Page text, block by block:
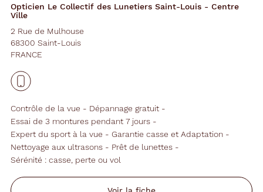
Opticien Le Collectif des Lunetiers Saint-Louis - Centre
Ville
2 Rue de Mulhouse
68300 Saint-Louis
FRANCE
Contrôle de la vue
Dépannage gratuit
Essai de 3 montures pendant 7 jours
Expert du sport à la vue
Garantie casse et Adaptation
Nettoyage aux ultrasons
Prêt de lunettes
Sérénité : casse, perte ou vol